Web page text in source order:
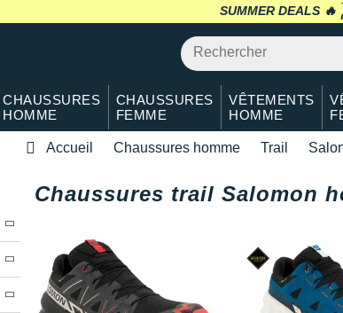
SUMMER DEALS 🔥
CHAUSSURES
HOMME
CHAUSSURES
FEMME
VÊTEMENTS
HOMME
Accueil Chaussures homme Trail
Chaussures trail Salomon